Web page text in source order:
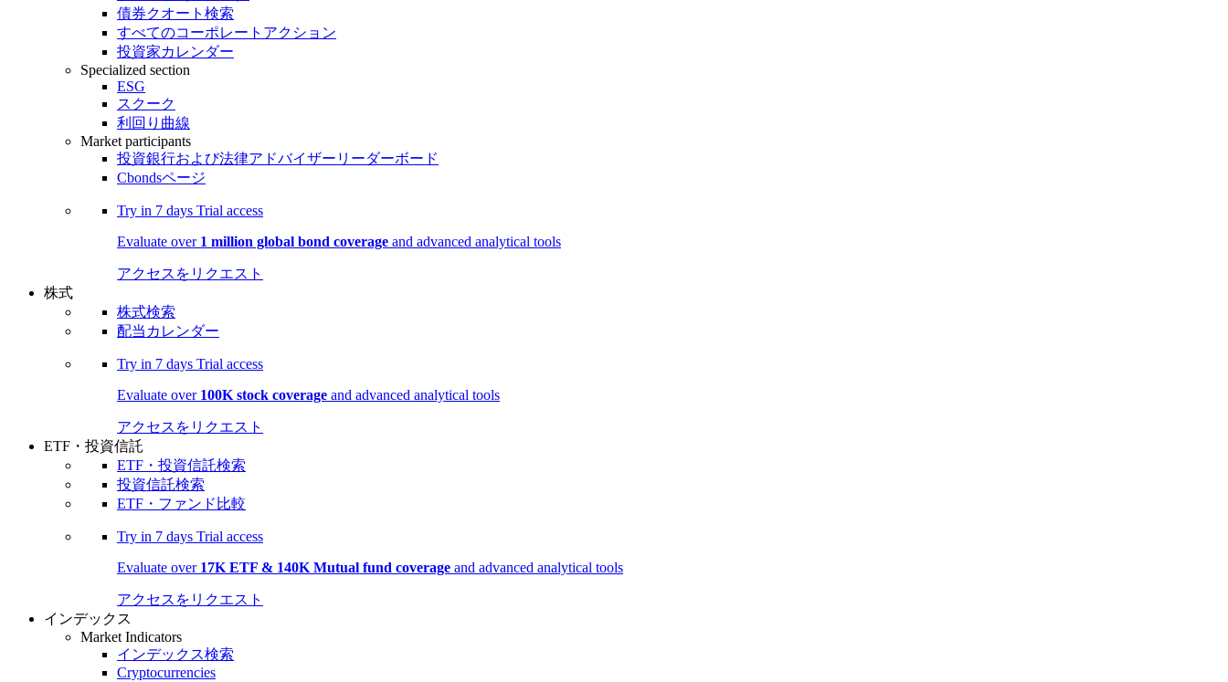
債券クオート検索
すべてのコーポレートアクション
投資家カレンダー
Specialized section
ESG
スクーク
利回り曲線
Market participants
投資銀行および法律アドバイザーリーダーボード
Cbondsページ
Try in 7 days Trial access
Evaluate over 1 million global bond coverage and advanced analytical tools
アクセスをリクエスト
株式
株式検索
配当カレンダー
Try in 7 days Trial access
Evaluate over 100K stock coverage and advanced analytical tools
アクセスをリクエスト
ETF・投資信託
ETF・投資信託検索
投資信託検索
ETF・ファンド比較
Try in 7 days Trial access
Evaluate over 17K ETF & 140K Mutual fund coverage and advanced analytical tools
アクセスをリクエスト
インデックス
Market Indicators
インデックス検索
Cryptocurrencies